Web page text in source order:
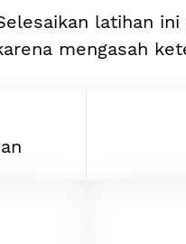
latihan
mengasah